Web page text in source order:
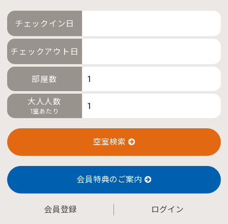
チェックイン日
チェックアウト日
部屋数
大人人数
1室あたり
空室検索
会員特典のご案内
会員登録 ログイン